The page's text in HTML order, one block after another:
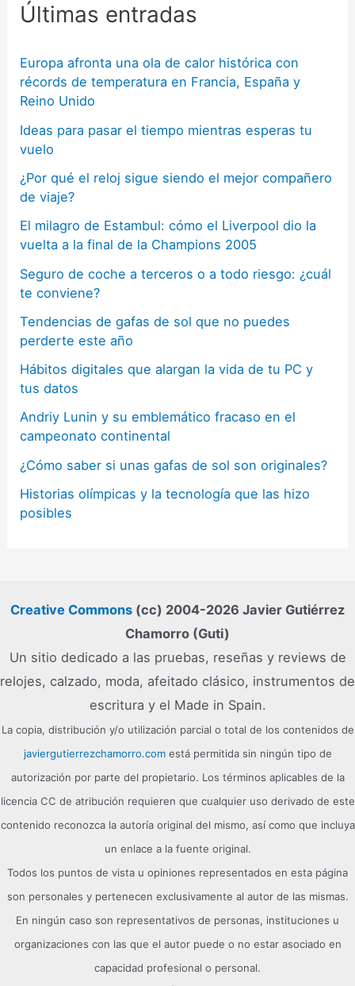
Últimas entradas
Europa afronta una ola de calor histórica con
récords de temperatura en Francia, España y
Reino Unido
Ideas para pasar el tiempo mientras esperas tu
vuelo
¿Por qué el reloj sigue siendo el mejor compañero
de viaje?
El milagro de Estambul: cómo el Liverpool dio la
vuelta a la final de la Champions 2005
Seguro de coche a terceros o a todo riesgo: ¿cuál
te conviene?
Tendencias de gafas de sol que no puedes
perderte este año
Hábitos digitales que alargan la vida de tu PC y
tus datos
Andriy Lunin y su emblemático fracaso en el
campeonato continental
¿Cómo saber si unas gafas de sol son originales?
Historias olímpicas y la tecnología que las hizo
posibles
Creative Commons (cc) 2004-2026 Javier Gutiérrez
Chamorro (Guti)
Un sitio dedicado a las pruebas, reseñas y reviews de
relojes, calzado, moda, afeitado clásico, instrumentos de
escritura y el Made in Spain.
La copia, distribución y/o utilización parcial o total de los contenidos de
javiergutierrezchamorro.comestá permitida sin ningún tipo de
autorización por parte del propietario. Los términos aplicables de la
licencia CC de atribución requieren que cualquier uso derivado de este
contenido reconozca la autoría original del mismo, así como que incluya
un enlace a la fuente original.
Todos los puntos de vista u opiniones representados en esta página
son personales y pertenecen exclusivamente al autor de las mismas.
En ningún caso son representativos de personas, instituciones u
organizaciones con las que el autor puede o no estar asociado en
capacidad profesional o personal.